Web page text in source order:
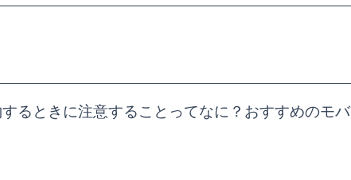
るときに注意することってなに？おすすめのモバ